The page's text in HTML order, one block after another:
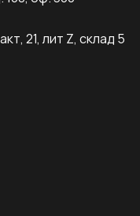
21, лит Z, склад 5